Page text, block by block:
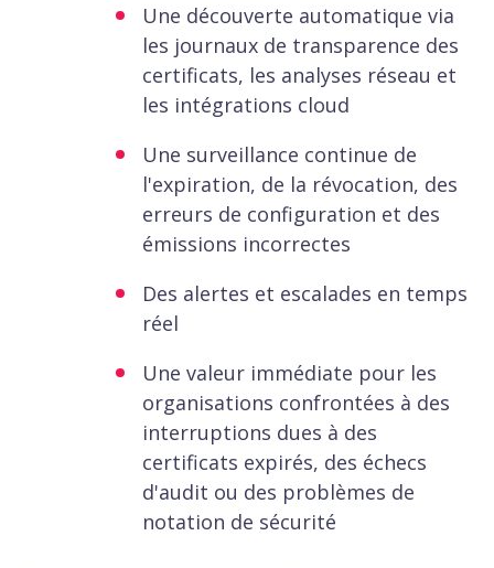
Une découverte automatique via
les journaux de transparence des
certificats, les analyses réseau et
les intégrations cloud
Une surveillance continue de
l'expiration, de la révocation, des
erreurs de configuration et des
émissions incorrectes
Des alertes et escalades en temps
réel
Une valeur immédiate pour les
organisations confrontées à des
interruptions dues à des
certificats expirés, des échecs
d'audit ou des problèmes de
notation de sécurité